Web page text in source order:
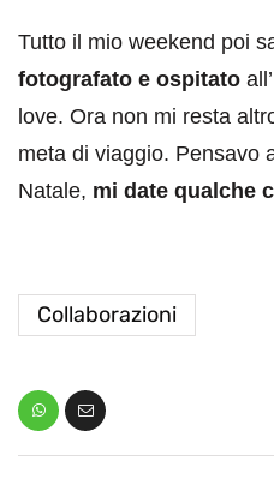
Tutto il mio weekend poi
fotografato e ospitato
love. Ora non mi resta
meta di viaggio. Pensavo
Natale, mi date qualche
Collaborazioni